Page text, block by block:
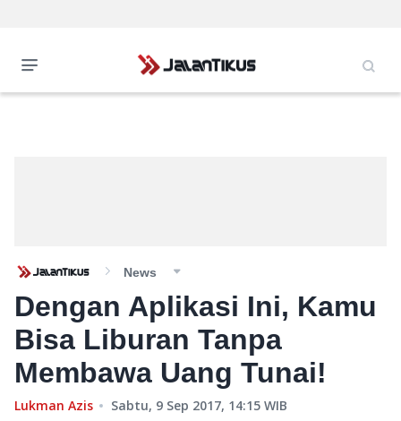
News
Dengan Aplikasi Ini, Kamu
Bisa Liburan Tanpa
Membawa Uang Tunai!
Lukman Azis Sabtu, 9 Sep 2017, 14:15 WIB